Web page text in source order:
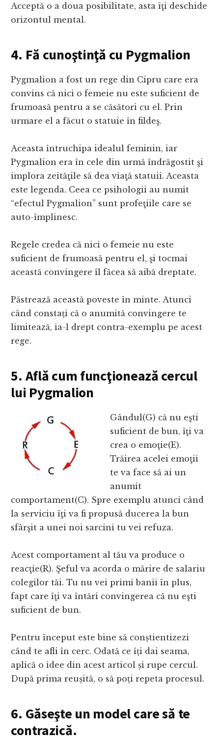
Acceptă o a doua posibilitate, asta îţi deschide
orizontul mental.
4. Fă cunoştinţă cu Pygmalion
Pygmalion a fost un rege din Cipru care era
convins că nici o femeie nu este suficient de
frumoasă pentru a se căsători cu el. Prin
urmare el a făcut o statuie în fildeş.
Aceasta întruchipa idealul feminin, iar
Pygmalion era în cele din urmă îndrăgostit şi
implora zeităţile să dea viaţă statuii. Aceasta
este legenda. Ceea ce psihologii au numit
“efectul Pygmalion” sunt profeţiile care se
auto-împlinesc.
Regele credea că nici o femeie nu este
suficient de frumoasă pentru el, şi tocmai
această convingere îl făcea să aibă dreptate.
Păstrează această poveste în minte. Atunci
când constați că o anumită convingere te
limitează, ia-l drept contra-exemplu pe acest
rege.
5. Află cum funcţionează cercul
lui Pygmalion
Gândul(G) că nu eşti
suficient de bun, îţi va
crea o emoţie(E).
Trăirea acelei emoţii
te va face să ai un
anumit
comportament(C). Spre exemplu atunci când
la serviciu îţi va fi propusă ducerea la bun
sfârşit a unei noi sarcini tu vei refuza.
Acest comportament al tău va produce o
reacţie(R). Şeful va acorda o mărire de salariu
colegilor tăi. Tu nu vei primi banii în plus,
fapt care îţi va întări convingerea că nu eşti
suficient de bun.
Pentru început este bine să conștientizezi
când te afli în cerc. Odată ce îți dai seama,
aplică o idee din acest articol și rupe cercul.
După prima reușită, o să poți repeta procesul.
6. Găseşte un model care să te
contrazică.